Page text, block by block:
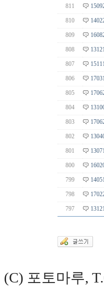
811
810
809
808
807
806
805
804
803
802
801
800
799
798
797
(C) 포토마루,